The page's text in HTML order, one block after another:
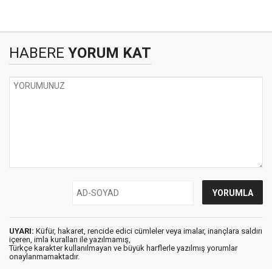
HABERE YORUM KAT
UYARI: Küfür, hakaret, rencide edici cümleler veya imalar, inançlara saldırı
içeren, imla kuralları ile yazılmamış,
Türkçe karakter kullanılmayan ve büyük harflerle yazılmış yorumlar
onaylanmamaktadır.